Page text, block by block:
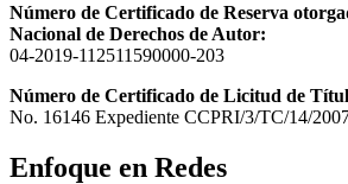
Número de Certificado de Reserva
Nacional de Derechos de Autor:
04-2019-112511590000-203
Número de Certificado de Licitud de
No. 16146 Expediente CCPRI/3/TC/14/
Enfoque en Redes